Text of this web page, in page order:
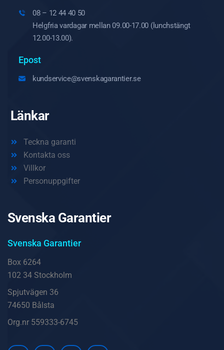
08 – 12 44 40 50
Helgfria vardagar mellan 09.00-17.00 (lunchstängt
12.00-13.00).
Epost
kundservice@svenskagarantier.se
Länkar
Teckna garanti
Kontakta oss
Villkor
Personuppgifter
Svenska Garantier
Svenska Garantier
Box 6264
102 34 Stockholm
Spjutvägen 36
74650 Bålsta
Org.nr 559333-6745